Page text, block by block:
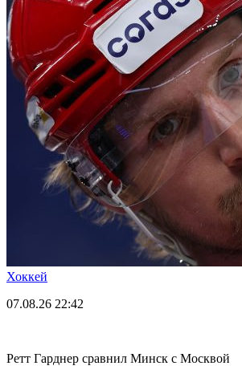
Хоккей
07.08.26 22:42
Ретт Гарднер сравнил Минск с Москвой